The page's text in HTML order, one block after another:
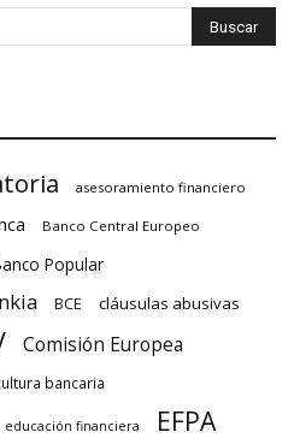
asesoramiento financiero
Banco Central Europeo
Popular
BCE cláusulas abusivas
Comisión Europea
bancaria
educación financiera EFPA